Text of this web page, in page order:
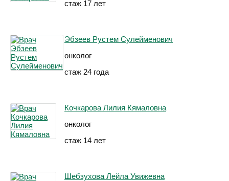
стаж 17 лет
Эбзеев Рустем Сулейменович
онколог
стаж 24 года
Кочкарова Лилия Кямаловна
онколог
стаж 14 лет
Шебзухова Лейла Увижевна